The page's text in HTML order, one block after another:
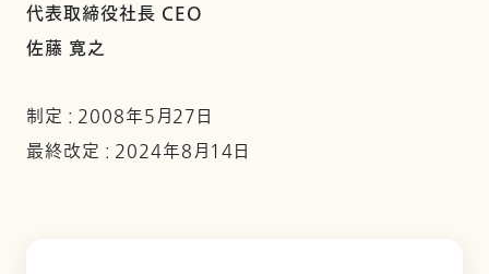
代表取締役社長 CEO
佐藤 寛之
制定 : 2008年5月27日
最終改定 : 2024年8月14日